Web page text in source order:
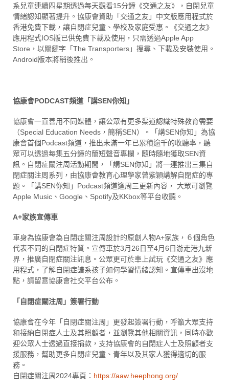
系兒童連續四星期透過每天觀看15分鐘《交通之友》，自閉兒童
情緒認知顯著提升。協康會資助「交通之友」中文版應用程式於
香港免費下載，讓自閉症兒童、學校及家庭受惠。《交通之友》
應用程式IOS版已供免費下載及使用，只需透過Apple App
Store，以關鍵字「The Transporters」搜尋、下載及安裝使用。
Android版本將稍後推出。
協康會PODCAST頻道「講SEN你知」
協康會一直善用不同媒體，讓公眾有更多渠道認識特殊教育需要
（Special Education Needs，簡稱SEN）。「講SEN你知」為協
康會首個Podcast頻道，推出未滿一年已累積逾千的收聽率，聽
眾可以透過每集五分鐘的簡短聲音專欄，隨時隨地獲取SEN資
訊。自閉症關注周活動期間，「講SEN你知」將一連推出三集自
閉症關注周系列，由協康會教育心理學家曾紫穎講解自閉症的專
題。「講SEN你知」Podcast頻道逢周三更新內容， 大眾可瀏覽
Apple Music、Google、Spotify及KKbox等平台收聽。
A+家族宣傳車
車身為協康會為自閉症關注周設計的原創人物A+家族，６個角色
代表不同的自閉症特質。宣傳車於3月26日至4月6日游走港九新
界，推廣自閉症關注訊息。公眾更可於車上試玩《交通之友》應
用程式，了解自閉症譜系孩子如何學習情緒認知。宣傳車出沒地
點，請留意協康會社交平台公布。
「自閉症關注周」簽署行動
協康會在今年「自閉症關注周」更發起簽署行動，呼籲大眾支持
和接納自閉症人士及其照顧者，並瀏覽其他相關資訊，同時亦歡
迎公眾人士透過直接捐款，支持協康會的自閉症人士及照顧者支
援服務，幫助更多自閉症兒童、青年以及其家人獲得適切的服
務。
自閉症關注周2024專頁： https://aaw.heephong.org/